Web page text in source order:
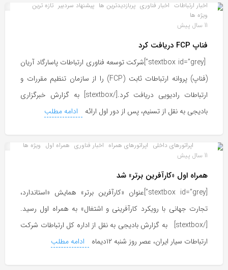
اخبار ارتباطات اخبار فناوری پربازدیدترین ها پیشنهاد سردبیر تازه ترین
ویژه ها
11 سال پیش
فناپ FCP دریافت کرد
[stextbox id=”grey”]شرکت توسعه فناوری ارتباطات پاسارگاد آریان
(فناپ) پروانه ارتباطات ثابت (FCP) را از سازمان تنظیم مقررات و
ارتباطات رادیویی دریافت کرد.[/stextbox] به گزارش خبرگزاری
بادیجی به نقل از تسنیم، پس از دور اول ارائه
ادامه مطلب
اپراتورهای داخلی اپراتورهای همراه اخبار فناوری همراه اول ویژه ها
11 سال پیش
همراه اول «کارآفرین برتر» شد
[stextbox id=”grey”]عنوان «کارآفرین برتر» همایش «استاندارد،
تجارت جهانی با رویکرد کارآفرینی و اشتغال» به همراه اول رسید.
[/stextbox] به گزارش بادیجی به نقل از اداره کل ارتباطات شرکت
ارتباطات سیار ایران، عصر روز شنبه ۱۲دیماه
ادامه مطلب